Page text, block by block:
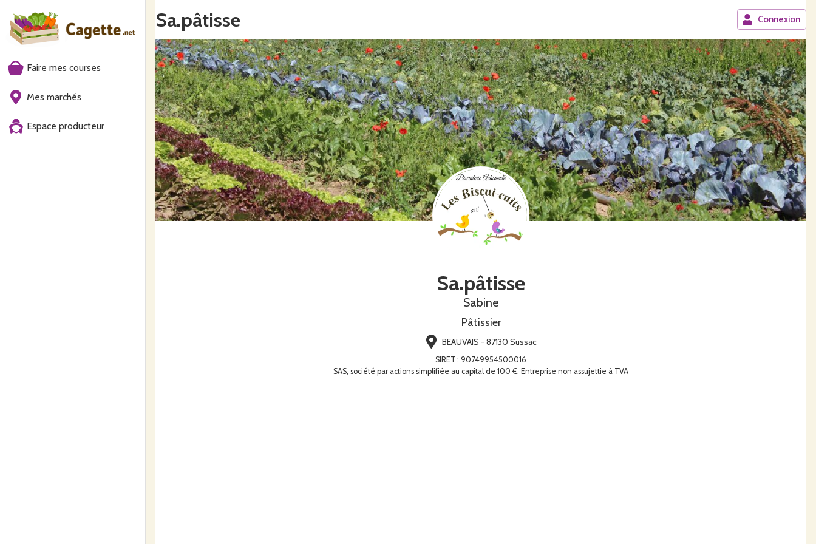
Faire mes courses
Mes marchés
Espace producteur
Sa.pâtisse Connexion
Sa.pâtisse
Sabine
Pâtissier
BEAUVAIS - 87130 Sussac
SIRET : 90749954500016
SAS, société par actions simplifiée au capital de 100 €. Entreprise non assujettie à TVA